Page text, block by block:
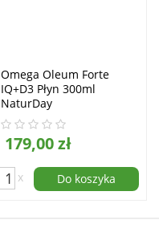
Omega Oleum Forte
IQ+D3 Płyn 300ml
NaturDay
179,00 zł
x Do koszyka